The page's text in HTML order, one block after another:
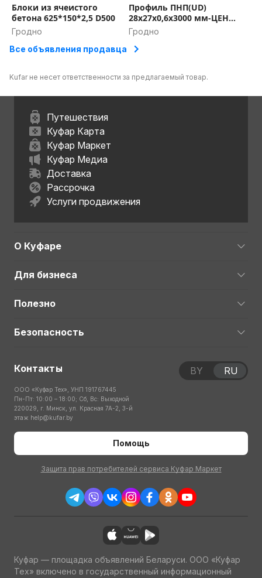
Блоки из ячеистого
бетона 625*150*2,5 D500
Гродно
Профиль ПНП(UD)
28х27х0,6х3000 мм-ЦЕНЫ
В ОПИСАНИИ
Гродно
Все объявления продавца
Kufar не несет ответственности за предлагаемый товар.
Путешествия
Куфар Карта
Куфар Маркет
Куфар Медиа
Доставка
Рассрочка
Услуги продвижения
О Куфаре
Для бизнеса
Полезно
Безопасность
Контакты
ООО «Куфар Тех», УНП 191767445
Пн-Пт: 10:00 – 18:00; Сб, Вс: Выходной
220029, г. Минск, ул. Красная 7А-2, 3-й
этаж help@kufar.by
Помощь
Защита прав потребителей сервиса Куфар Маркет
BY RU
Куфар — площадка объявлений Беларуси. ООО «Куфар
Тех» включено в государственный информационный